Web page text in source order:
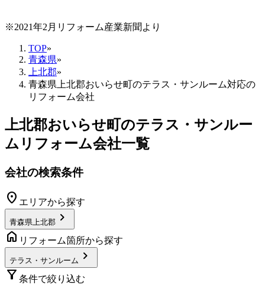
※2021年2月リフォーム産業新聞より
TOP»
青森県»
上北郡»
青森県上北郡おいらせ町のテラス・サンルーム対応の
リフォーム会社
上北郡おいらせ町のテラス・サンルー
ムリフォーム会社一覧
会社の検索条件
location_on エリアから探す
青森県上北郡 chevron_right
home リフォーム箇所から探す
テラス・サンルーム chevron_right
filter_alt 条件で絞り込む